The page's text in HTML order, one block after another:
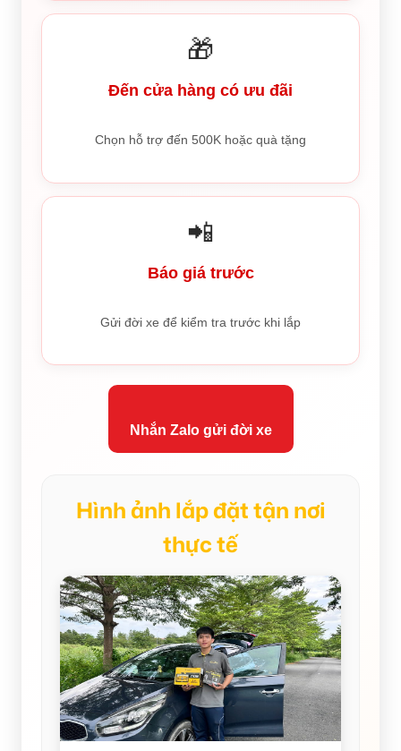
🎁
Đến cửa hàng có ưu đãi
Chọn hỗ trợ đến 500K hoặc quà tặng
📲
Báo giá trước
Gửi đời xe để kiểm tra trước khi lắp
Nhắn Zalo gửi đời xe
Hình ảnh lắp đặt tận nơi
thực tế